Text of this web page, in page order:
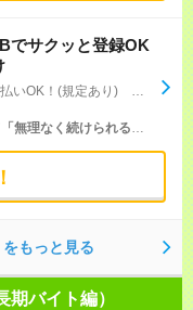
でサクッと登録OK
) ■現金日払いもOK(規定あり)
られる」と好評の職場です！）
もっと見る
バイト編）